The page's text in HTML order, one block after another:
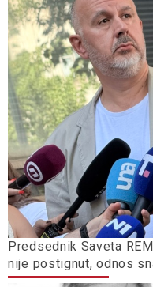
Predsednik Saveta
nije postignut, odnos